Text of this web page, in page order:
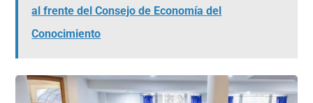
al frente del Consejo de Economía del
Conocimiento